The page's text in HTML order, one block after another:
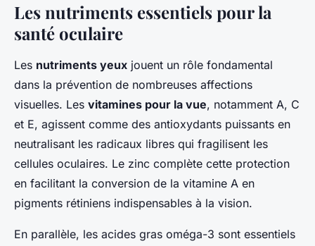
Les nutriments essentiels pour la
santé oculaire
Les nutriments yeux jouent un rôle fondamental
dans la prévention de nombreuses affections
visuelles. Les vitamines pour la vue, notamment A, C
et E, agissent comme des antioxydants puissants en
neutralisant les radicaux libres qui fragilisent les
cellules oculaires. Le zinc complète cette protection
en facilitant la conversion de la vitamine A en
pigments rétiniens indispensables à la vision.
En parallèle, les acides gras oméga-3 sont essentiels